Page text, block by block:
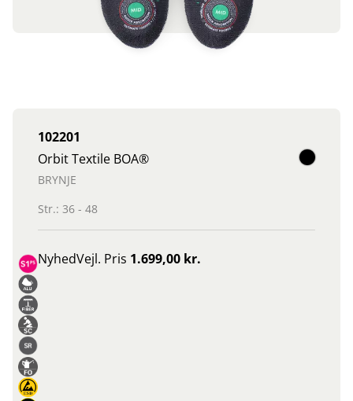
102201
Orbit Textile BOA®
BRYNJE
Str.: 36 - 48
NyhedVejl. Pris 1.699,00 kr.